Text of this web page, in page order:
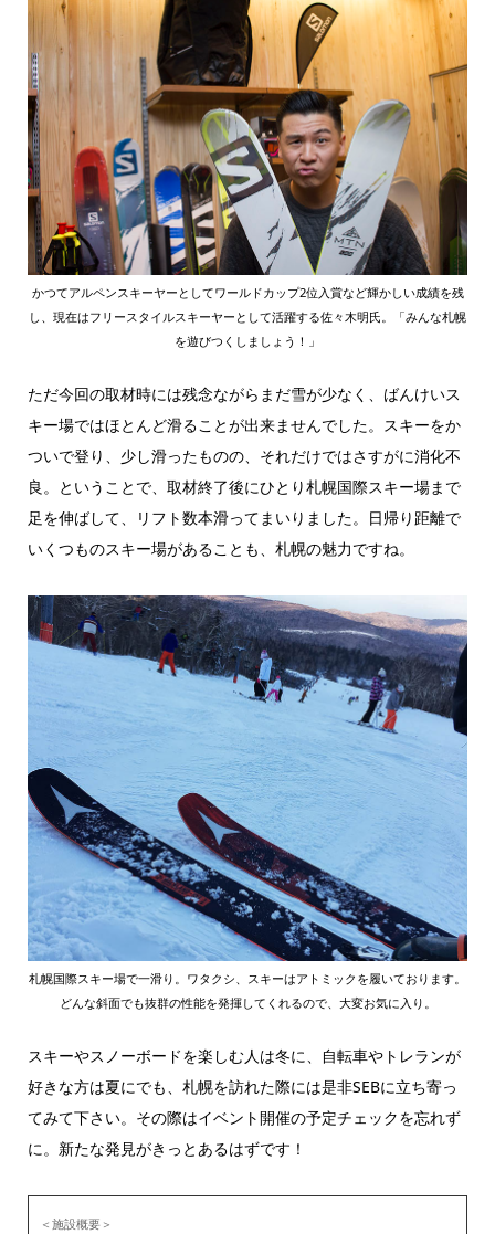
かつてアルペンスキーヤーとしてワールドカップ2位入賞など輝かしい成績を残
し、現在はフリースタイルスキーヤーとして活躍する佐々木明氏。「みんな札幌
を遊びつくしましょう！」
ただ今回の取材時には残念ながらまだ雪が少なく、ばんけいス
キー場ではほとんど滑ることが出来ませんでした。スキーをか
ついで登り、少し滑ったものの、それだけではさすがに消化不
良。ということで、取材終了後にひとり札幌国際スキー場まで
足を伸ばして、リフト数本滑ってまいりました。日帰り距離で
いくつものスキー場があることも、札幌の魅力ですね。
札幌国際スキー場で一滑り。ワタクシ、スキーはアトミックを履いております。
どんな斜面でも抜群の性能を発揮してくれるので、大変お気に入り。
スキーやスノーボードを楽しむ人は冬に、自転車やトレランが
好きな方は夏にでも、札幌を訪れた際には是非SEBに立ち寄っ
てみて下さい。その際はイベント開催の予定チェックを忘れず
に。新たな発見がきっとあるはずです！
＜施設概要＞